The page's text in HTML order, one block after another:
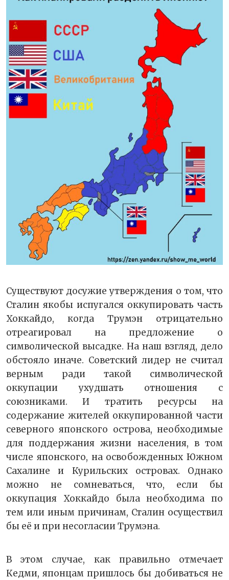
Существуют досужие утверждения о том, что
Сталин якобы испугался оккупировать часть
Хоккайдо, когда Трумэн отрицательно
отреагировал на предложение о
символической высадке. На наш взгляд, дело
обстояло иначе. Советский лидер не считал
верным ради такой символической
оккупации ухудшать отношения с
союзниками. И тратить ресурсы на
содержание жителей оккупированной части
северного японского острова, необходимые
для поддержания жизни населения, в том
числе японского, на освобожденных Южном
Сахалине и Курильских островах. Однако
можно не сомневаться, что, если бы
оккупация Хоккайдо была необходима по
тем или иным причинам, Сталин осуществил
бы её и при несогласии Трумэна.
В этом случае, как правильно отмечает
Кедми, японцам пришлось бы добиваться не